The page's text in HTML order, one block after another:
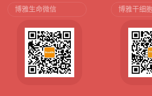
博雅生命微信 博雅干细